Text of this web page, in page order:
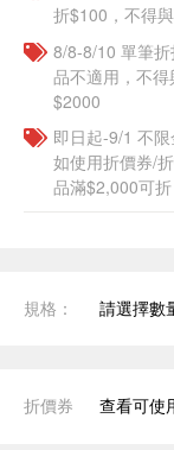
折$100，不得
8/8-8/10 單筆
品不適用，不
$2000
即日起-9/1 不
如使用折價券/
品滿$2,000可
規格： 請選擇數
折價券 查看可使